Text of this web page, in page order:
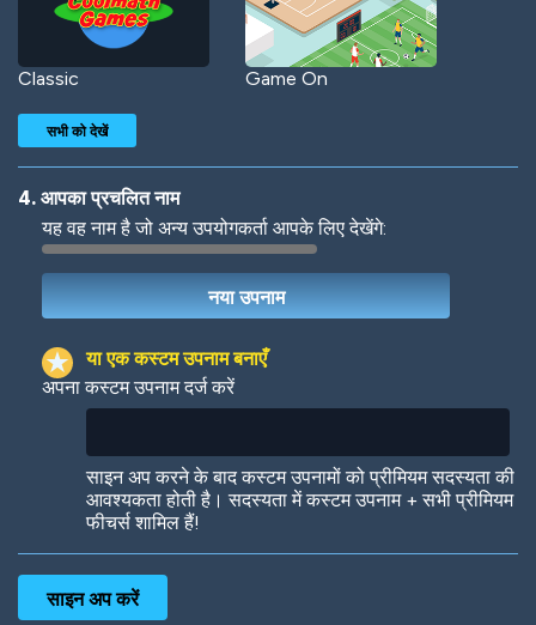
Classic Game On
Woof Jungle Cats
सभी को देखें
4. आपका प्रचलित नाम
यह वह नाम है जो अन्य उपयोगकर्ता आपके लिए देखेंगे:
या एक कस्टम उपनाम बनाएँ
अपना कस्टम उपनाम दर्ज करें
साइन अप करने के बाद कस्टम उपनामों को प्रीमियम सदस्यता की
आवश्यकता होती है। सदस्यता में कस्टम उपनाम + सभी प्रीमियम
फीचर्स शामिल हैं!